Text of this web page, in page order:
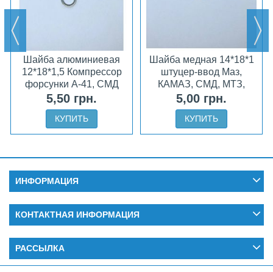
Шайба алюминиевая
12*18*1,5 Компрессор
форсунки А-41, СМД
5,50 грн.
КУПИТЬ
Шайба медная 14*18*1
штуцер-ввод Маз,
КАМАЗ, СМД, МТЗ,
ЮМЗ
5,00 грн.
КУПИТЬ
ИНФОРМАЦИЯ
КОНТАКТНАЯ ИНФОРМАЦИЯ
РАССЫЛКА